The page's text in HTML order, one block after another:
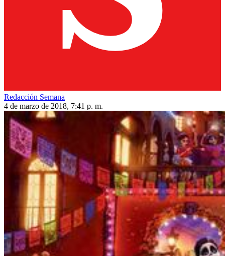
Redacción Semana
4 de marzo de 2018, 7:41 p. m.